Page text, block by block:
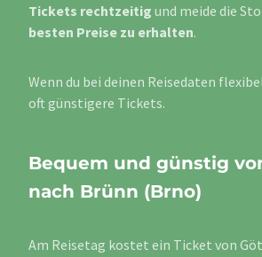
Tickets rechtzeitig und meide die
besten Preise zu erhalten.
Wenn du bei deinen Reisedaten
oft günstigere Tickets.
Bequem und günstig
nach Brünn (Brno)
Am Reisetag kostet ein Ticket von